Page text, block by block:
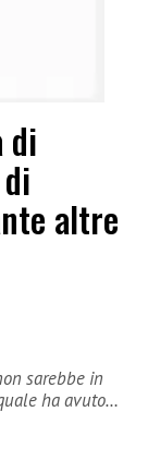
di
altre
sarebbe in
ha avuto…